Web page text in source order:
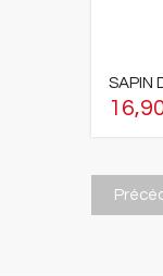
SAPIN